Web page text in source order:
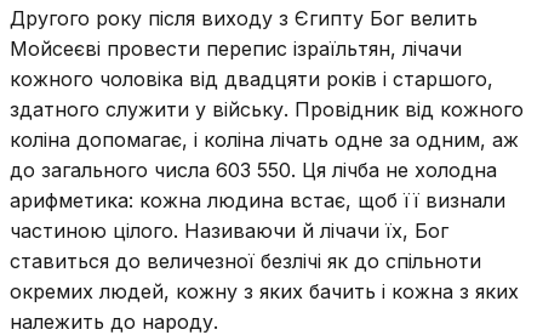
Другого року після виходу з Єгипту Бог велить
Мойсеєві провести перепис ізраїльтян, лічачи
кожного чоловіка від двадцяти років і старшого,
здатного служити у війську. Провідник від кожного
коліна допомагає, і коліна лічать одне за одним, аж
до загального числа 603 550. Ця лічба не холодна
арифметика: кожна людина встає, щоб її визнали
частиною цілого. Називаючи й лічачи їх, Бог
ставиться до величезної безлічі як до спільноти
окремих людей, кожну з яких бачить і кожна з яких
належить до народу.